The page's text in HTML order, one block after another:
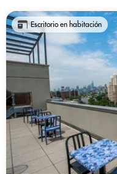
Escritorio en habitación